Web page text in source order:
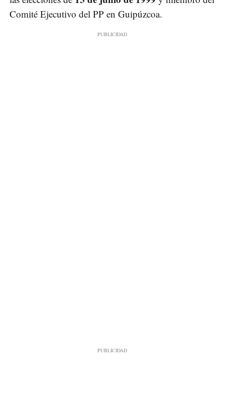
Comité Ejecutivo del PP en Guipúzcoa.